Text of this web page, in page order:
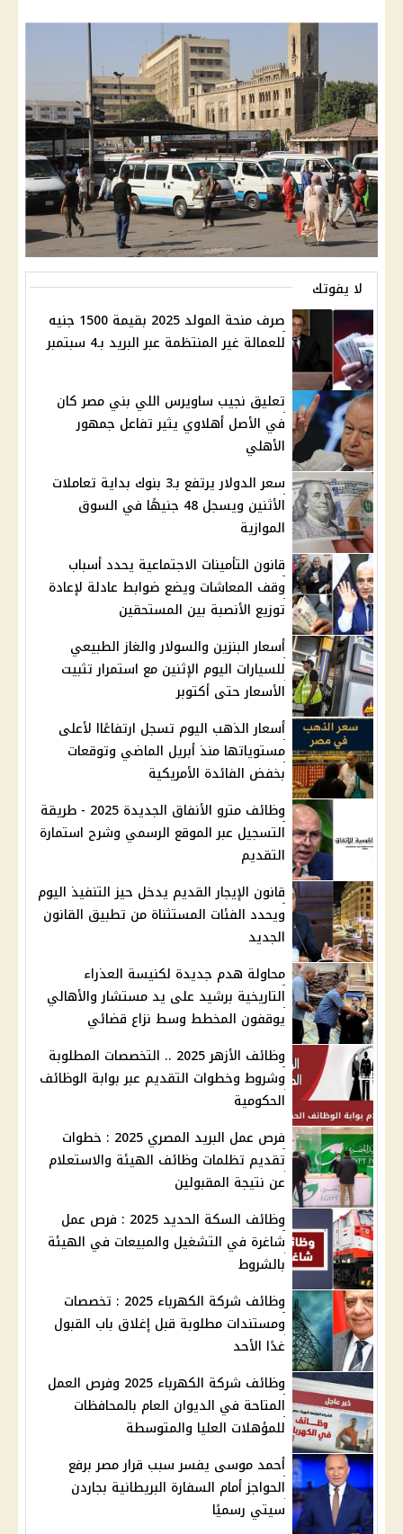
لا يفوتك
صرف منحة المولد 2025 بقيمة 1500 جنيه
للعمالة غير المنتظمة عبر البريد بـ4 سبتمبر
تعليق نجيب ساويرس اللي بني مصر كان
في الأصل أهلاوي يثير تفاعل جمهور
الأهلي
سعر الدولار يرتفع بـ3 بنوك بداية تعاملات
الأثنين ويسجل 48 جنيهًا في السوق
الموازية
قانون التأمينات الاجتماعية يحدد أسباب
وقف المعاشات ويضع ضوابط عادلة لإعادة
توزيع الأنصبة بين المستحقين
أسعار البنزين والسولار والغاز الطبيعي
للسيارات اليوم الإثنين مع استمرار تثبيت
الأسعار حتى أكتوبر
أسعار الذهب اليوم تسجل ارتفاعًاا لأعلى
مستوياتها منذ أبريل الماضي وتوقعات
بخفض الفائدة الأمريكية
وظائف مترو الأنفاق الجديدة 2025 - طريقة
التسجيل عبر الموقع الرسمي وشرح استمارة
التقديم
قانون الإيجار القديم يدخل حيز التنفيذ اليوم
ويحدد الفئات المستثناة من تطبيق القانون
الجديد
محاولة هدم جديدة لكنيسة العذراء
التاريخية برشيد على يد مستشار والأهالي
يوقفون المخطط وسط نزاع قضائي
وظائف الأزهر 2025 .. التخصصات المطلوبة
وشروط وخطوات التقديم عبر بوابة الوظائف
الحكومية
فرص عمل البريد المصري 2025 : خطوات
تقديم تظلمات وظائف الهيئة والاستعلام
عن نتيجة المقبولين
وظائف السكة الحديد 2025 : فرص عمل
شاغرة في التشغيل والمبيعات في الهيئة
بالشروط
وظائف شركة الكهرباء 2025 : تخصصات
ومستندات مطلوبة قبل إغلاق باب القبول
غدًا الأحد
وظائف شركة الكهرباء 2025 وفرص العمل
المتاحة في الديوان العام بالمحافظات
للمؤهلات العليا والمتوسطة
أحمد موسى يفسر سبب قرار مصر برفع
الحواجز أمام السفارة البريطانية بجاردن
سيتي رسميًا